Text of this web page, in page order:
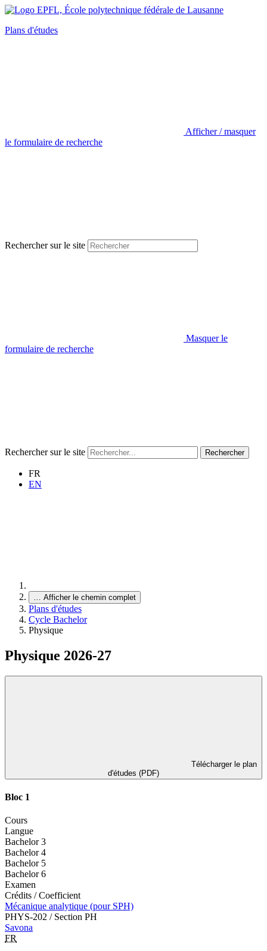
Plans d'études
Afficher / masquer
le formulaire de recherche
Rechercher sur le site
Masquer le
formulaire de recherche
Rechercher sur le site Rechercher
FR
EN
… Afficher le chemin complet
Plans d'études
Cycle Bachelor
Physique
Physique 2026-27
d'études (PDF)
Bloc 1
Cours
Langue
Bachelor 3
Bachelor 4
Bachelor 5
Bachelor 6
Examen
Crédits / Coefficient
Mécanique analytique (pour SPH)
PHYS-202 / Section PH
Savona
FR